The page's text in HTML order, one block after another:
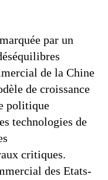
par un
de la Chine
de croissance
politique
technologies de
critiques.
des Etats-